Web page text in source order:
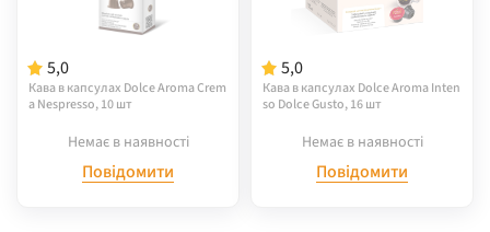
5,0
Кава в капсулах Dolce Aroma Crem
a Nespresso, 10 шт
Немає в наявності
Повідомити
5,0
Кава в капсулах Dolce Aroma Inten
so Dolce Gusto, 16 шт
Немає в наявності
Повідомити